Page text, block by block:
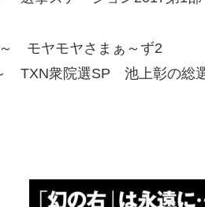
モヤモヤさまぁ～ず2
院選SP 池上彰の総選